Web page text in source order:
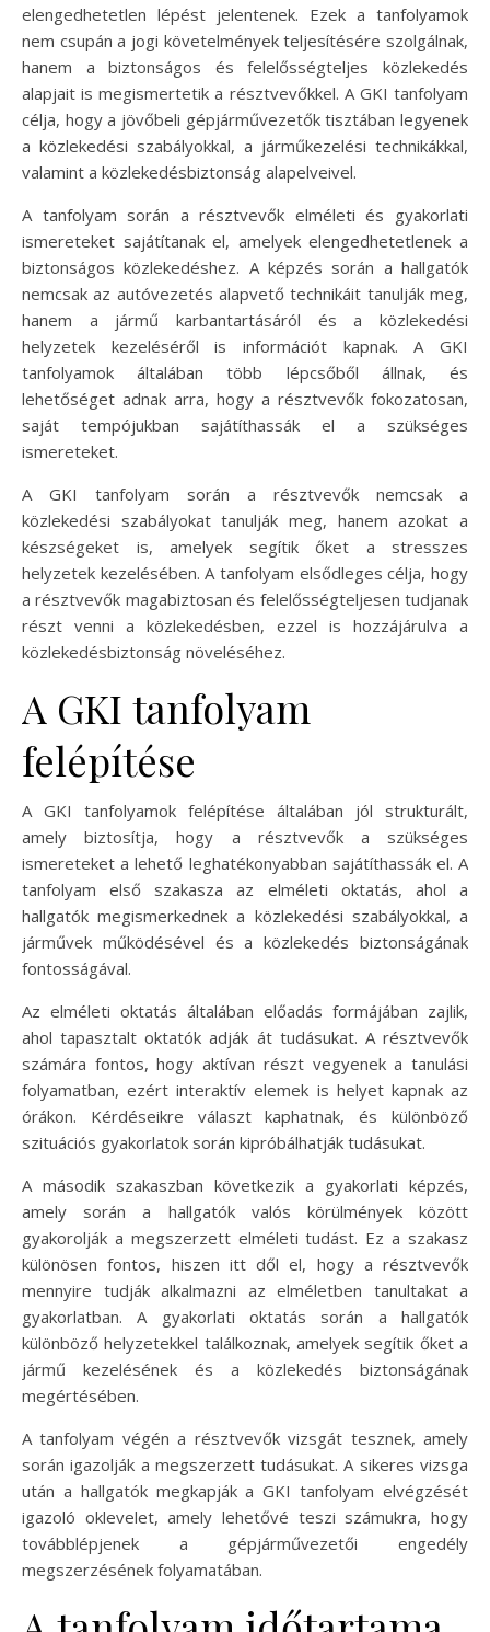
elengedhetetlen lépést jelentenek. Ezek a tanfolyamok
nem csupán a jogi követelmények teljesítésére szolgálnak,
hanem a biztonságos és felelősségteljes közlekedés
alapjait is megismertetik a résztvevőkkel. A GKI tanfolyam
célja, hogy a jövőbeli gépjárművezetők tisztában legyenek
a közlekedési szabályokkal, a járműkezelési technikákkal,
valamint a közlekedésbiztonság alapelveivel.
A tanfolyam során a résztvevők elméleti és gyakorlati
ismereteket sajátítanak el, amelyek elengedhetetlenek a
biztonságos közlekedéshez. A képzés során a hallgatók
nemcsak az autóvezetés alapvető technikáit tanulják meg,
hanem a jármű karbantartásáról és a közlekedési
helyzetek kezeléséről is információt kapnak. A GKI
tanfolyamok általában több lépcsőből állnak, és
lehetőséget adnak arra, hogy a résztvevők fokozatosan,
saját tempójukban sajátíthassák el a szükséges
ismereteket.
A GKI tanfolyam során a résztvevők nemcsak a
közlekedési szabályokat tanulják meg, hanem azokat a
készségeket is, amelyek segítik őket a stresszes
helyzetek kezelésében. A tanfolyam elsődleges célja, hogy
a résztvevők magabiztosan és felelősségteljesen tudjanak
részt venni a közlekedésben, ezzel is hozzájárulva a
közlekedésbiztonság növeléséhez.
A GKI tanfolyam
felépítése
A GKI tanfolyamok felépítése általában jól strukturált,
amely biztosítja, hogy a résztvevők a szükséges
ismereteket a lehető leghatékonyabban sajátíthassák el. A
tanfolyam első szakasza az elméleti oktatás, ahol a
hallgatók megismerkednek a közlekedési szabályokkal, a
járművek működésével és a közlekedés biztonságának
fontosságával.
Az elméleti oktatás általában előadás formájában zajlik,
ahol tapasztalt oktatók adják át tudásukat. A résztvevők
számára fontos, hogy aktívan részt vegyenek a tanulási
folyamatban, ezért interaktív elemek is helyet kapnak az
órákon. Kérdéseikre választ kaphatnak, és különböző
szituációs gyakorlatok során kipróbálhatják tudásukat.
A második szakaszban következik a gyakorlati képzés,
amely során a hallgatók valós körülmények között
gyakorolják a megszerzett elméleti tudást. Ez a szakasz
különösen fontos, hiszen itt dől el, hogy a résztvevők
mennyire tudják alkalmazni az elméletben tanultakat a
gyakorlatban. A gyakorlati oktatás során a hallgatók
különböző helyzetekkel találkoznak, amelyek segítik őket a
jármű kezelésének és a közlekedés biztonságának
megértésében.
A tanfolyam végén a résztvevők vizsgát tesznek, amely
során igazolják a megszerzett tudásukat. A sikeres vizsga
után a hallgatók megkapják a GKI tanfolyam elvégzését
igazoló oklevelet, amely lehetővé teszi számukra, hogy
továbblépjenek a gépjárművezetői engedély
megszerzésének folyamatában.